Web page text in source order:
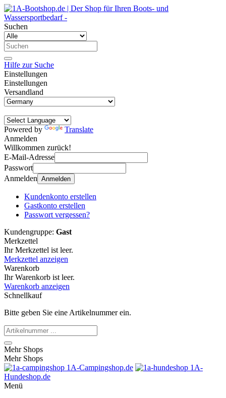
Suchen
Hilfe zur Suche
Einstellungen
Einstellungen
Versandland
Powered by
Translate
Anmelden
Willkommen zurück!
E-Mail-Adresse
Passwort
Anmelden Anmelden
Kundenkonto erstellen
Gastkonto erstellen
Passwort vergessen?
Kundengruppe: Gast
Merkzettel
Ihr Merkzettel ist leer.
Merkzettel anzeigen
Warenkorb
Ihr Warenkorb ist leer.
Warenkorb anzeigen
Schnellkauf
Bitte geben Sie eine Artikelnummer ein.
Mehr Shops
Mehr Shops
1A-Campingshop.de
1A-
Hundeshop.de
Menü